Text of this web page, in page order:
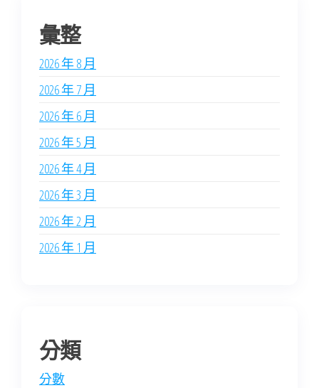
彙整
2026 年 8 月
2026 年 7 月
2026 年 6 月
2026 年 5 月
2026 年 4 月
2026 年 3 月
2026 年 2 月
2026 年 1 月
分類
分數